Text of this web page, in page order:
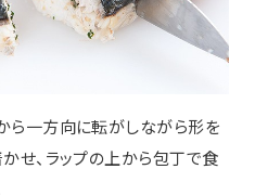
ら一方向に転がしながら形を
せ、ラップの上から包丁で食